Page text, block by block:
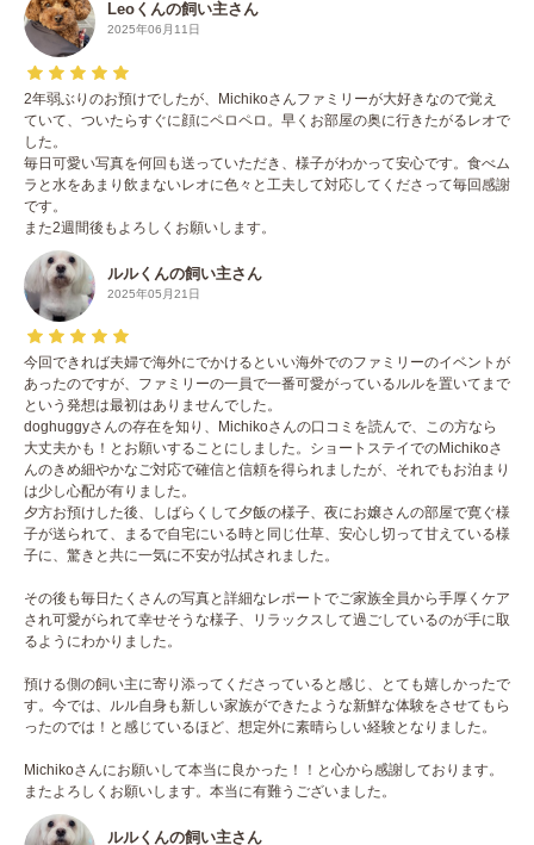
Leoくんの飼い主さん
2025年06月11日
2年弱ぶりのお預けでしたが、Michikoさんファミリーが大好きなので覚え
ていて、ついたらすぐに顔にペロペロ。早くお部屋の奥に行きたがるレオで
した。
毎日可愛い写真を何回も送っていただき、様子がわかって安心です。食べム
ラと水をあまり飲まないレオに色々と工夫して対応してくださって毎回感謝
です。
また2週間後もよろしくお願いします。
ルルくんの飼い主さん
2025年05月21日
今回できれば夫婦で海外にでかけるといい海外でのファミリーのイベントが
あったのですが、ファミリーの一員で一番可愛がっているルルを置いてまで
という発想は最初はありませんでした。
doghuggyさんの存在を知り、Michikoさんの口コミを読んで、この方なら
大丈夫かも！とお願いすることにしました。ショートステイでのMichikoさ
んのきめ細やかなご対応で確信と信頼を得られましたが、それでもお泊まり
は少し心配が有りました。
夕方お預けした後、しばらくして夕飯の様子、夜にお嬢さんの部屋で寛ぐ様
子が送られて、まるで自宅にいる時と同じ仕草、安心し切って甘えている様
子に、驚きと共に一気に不安が払拭されました。
その後も毎日たくさんの写真と詳細なレポートでご家族全員から手厚くケア
され可愛がられて幸せそうな様子、リラックスして過ごしているのが手に取
るようにわかりました。
預ける側の飼い主に寄り添ってくださっていると感じ、とても嬉しかったで
す。今では、ルル自身も新しい家族ができたような新鮮な体験をさせてもら
ったのでは！と感じているほど、想定外に素晴らしい経験となりました。
Michikoさんにお願いして本当に良かった！！と心から感謝しております。
またよろしくお願いします。本当に有難うございました。
ルルくんの飼い主さん